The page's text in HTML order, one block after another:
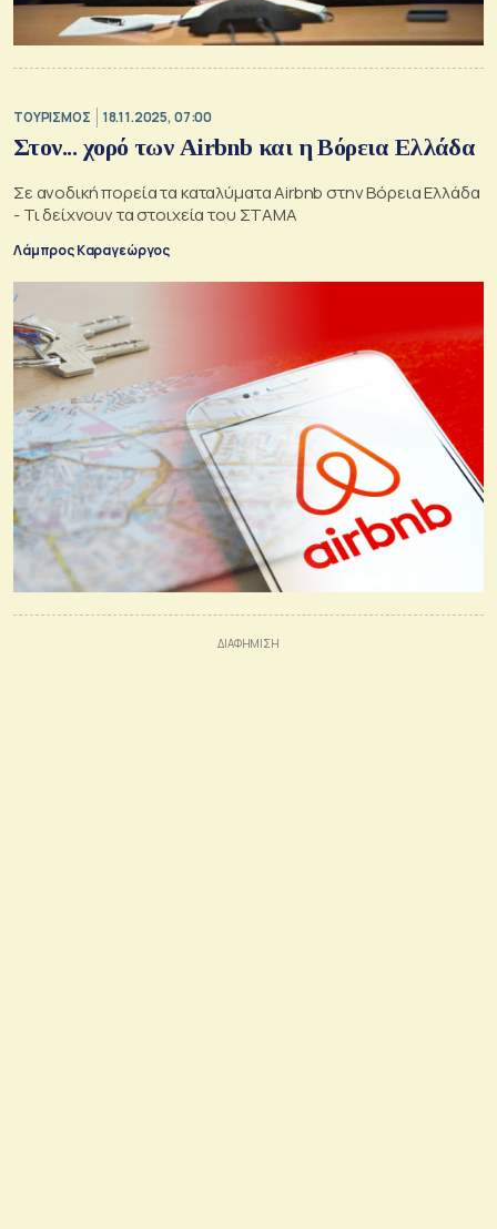
ΤΟΥΡΙΣΜΟΣ 18.11.2025, 07:00
Στον... χορό των Airbnb και η Βόρεια Ελλάδα
Σε ανοδική πορεία τα καταλύματα Airbnb στην Βόρεια Ελλάδα
- Τι δείχνουν τα στοιχεία του ΣΤΑΜΑ
Λάμπρος Καραγεώργος